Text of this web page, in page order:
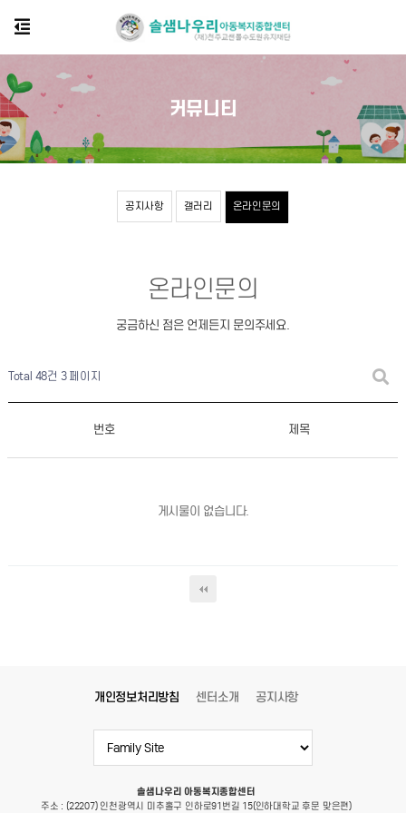
공지사항 갤러리 온라인문의
커뮤니티
온라인문의
궁금하신 점은 언제든지 문의주세요.
Total 48건 3 페이지
번호 제목
게시물이 없습니다.
개인정보처리방침 센터소개 공지사항
솔샘나우리 아동복지종합센터
주소 : (22207) 인천광역시 미추홀구 인하로91번길 15(인하대학교 후문 맞은편)